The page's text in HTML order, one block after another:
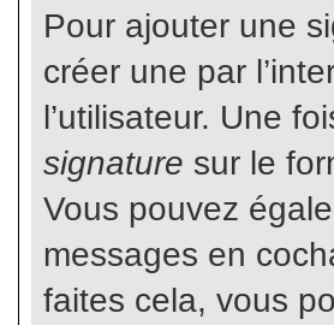
Pour ajouter une
créer une par
l’utilisateur. Une
signature sur le
Vous pouvez
messages en
faites cela, vous